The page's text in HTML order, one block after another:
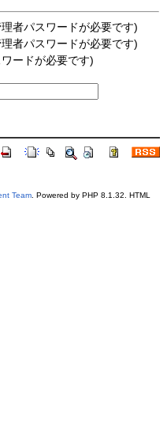
者パスワードが必要です)
者パスワードが必要です)
ードが必要です)
Team. Powered by PHP 8.1.32. HTML